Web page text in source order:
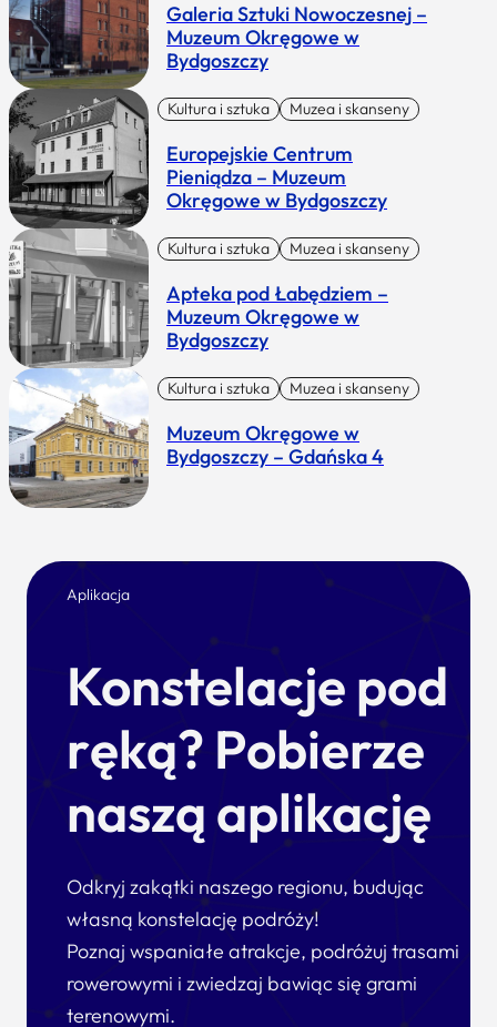
Galeria Sztuki Nowoczesnej –
Muzeum Okręgowe w
Bydgoszczy
Kultura i sztuka Muzea i skanseny
Europejskie Centrum
Pieniądza – Muzeum
Okręgowe w Bydgoszczy
Kultura i sztuka Muzea i skanseny
Apteka pod Łabędziem –
Muzeum Okręgowe w
Bydgoszczy
Kultura i sztuka Muzea i skanseny
Muzeum Okręgowe w
Bydgoszczy – Gdańska 4
Aplikacja
Konstelacje pod
ręką? Pobierze
naszą aplikację
Odkryj zakątki naszego regionu, budując
własną konstelację podróży!
Poznaj wspaniałe atrakcje, podróżuj trasami
rowerowymi i zwiedzaj bawiąc się grami
terenowymi.